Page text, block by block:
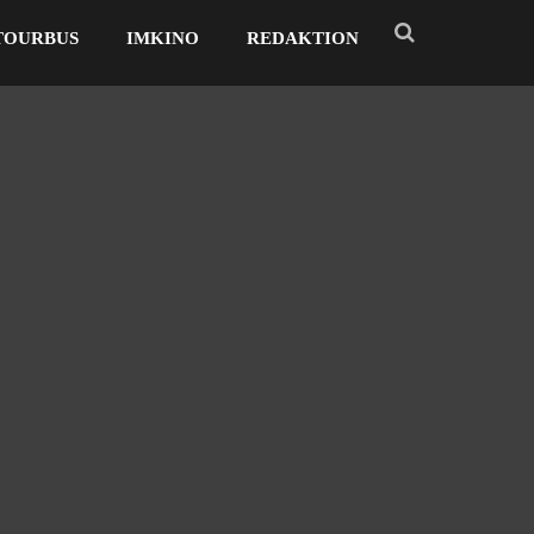
IMKINO REDAKTION